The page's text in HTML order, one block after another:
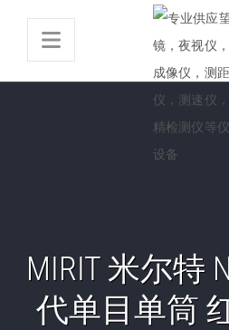
MIRIT 米尔特
代单目单筒